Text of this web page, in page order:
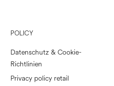
POLICY
Datenschutz & Cookie-
Richtlinien
Privacy policy retail